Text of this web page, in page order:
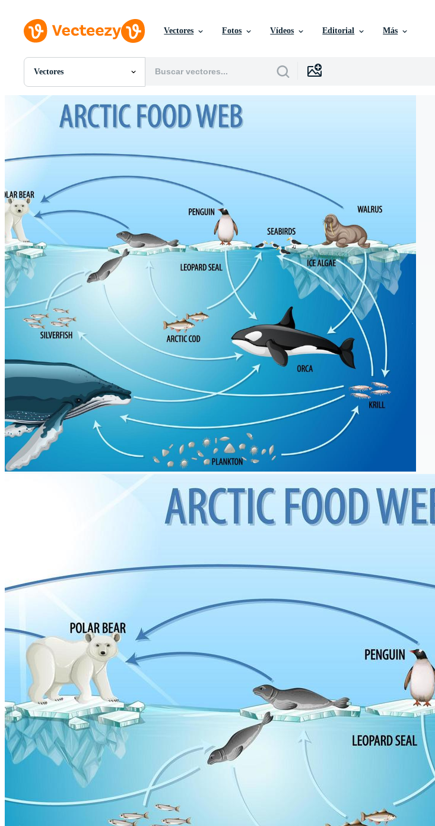
Vectores Fotos Vídeos Editorial Más
Vectores
Todas Imágenes
PNGs
PSDs
Gráficos en Movimiento
Imágenes Editoriales
Eventos Editoriales